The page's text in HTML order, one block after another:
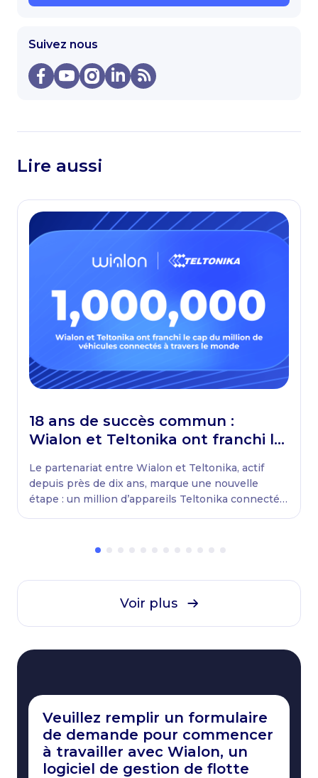
Suivez nous
Lire aussi
18 ans de succès commun :
Wialon et Teltonika ont franchi le
connectés à travers le monde
Le partenariat entre Wialon et Teltonika, actif
depuis près de dix ans, marque une nouvelle
étape : un million d’appareils Teltonika connectés
Voir plus
Veuillez remplir un formulaire
de demande pour commencer
à travailler avec Wialon, un
logiciel de gestion de flotte